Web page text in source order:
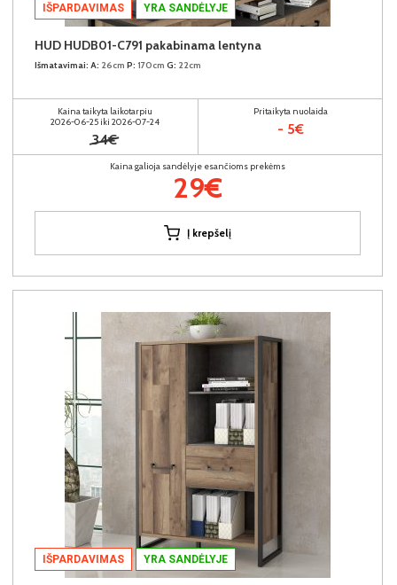
IŠPARDAVIMAS YRA SANDĖLYJE
HUD HUDB01-C791 pakabinama lentyna
Išmatavimai: A: 26cm P: 170cm G: 22cm
Kaina taikyta laikotarpiu
2026-06-25 iki 2026-07-24
34€
Pritaikyta nuolaida
- 5€
Kaina galioja sandėlyje esančioms prekėms
29€
Į krepšelį
IŠPARDAVIMAS YRA SANDĖLYJE